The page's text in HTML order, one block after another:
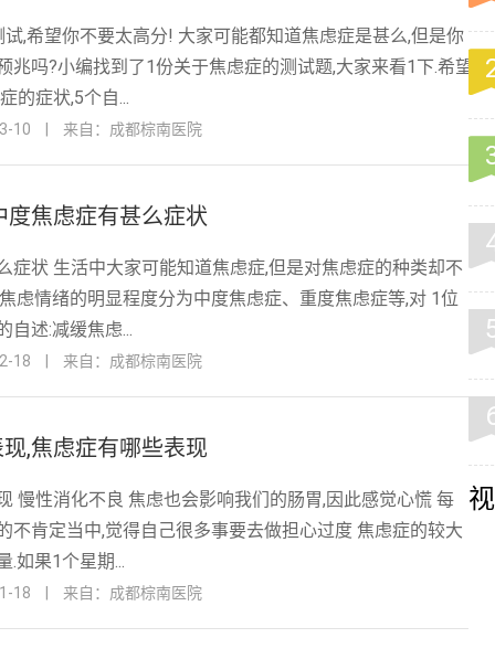
,希望你不要太高分! 大家可能都知道焦虑症是甚么,但是你
兆吗?小编找到了1份关于焦虑症的测试题,大家来看1下.希望
的症状,5个自...
10 来自：成都棕南医院
度焦虑症有甚么症状
症状 生活中大家可能知道焦虑症,但是对焦虑症的种类却不
虑情绪的明显程度分为中度焦虑症、重度焦虑症等,对 1位
自述:减缓焦虑...
18 来自：成都棕南医院
,焦虑症有哪些表现
慢性消化不良 焦虑也会影响我们的肠胃,因此感觉心慌 每
不肯定当中,觉得自己很多事要去做担心过度 焦虑症的较大
.如果1个星期...
18 来自：成都棕南医院